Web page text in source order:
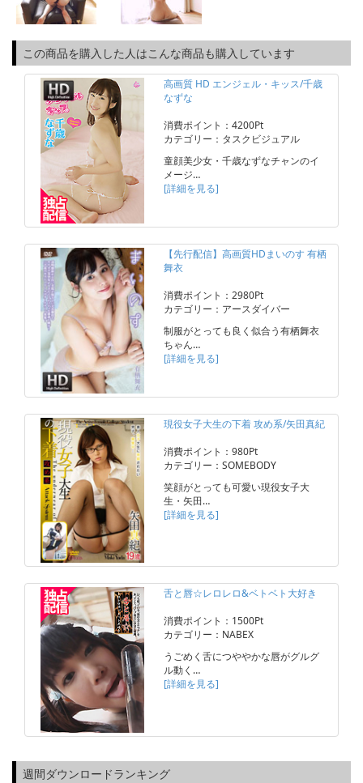
この商品を購入した人はこんな商品も購入しています
高画質 HD エンジェル・キッス/千歳
なずな
消費ポイント：4200Pt
カテゴリー：タスクビジュアル
童顔美少女・千歳なずなチャンのイ
メージ…
[詳細を見る]
【先行配信】高画質HDまいのす 有栖
舞衣
消費ポイント：2980Pt
カテゴリー：アースダイバー
制服がとっても良く似合う有栖舞衣
ちゃん…
[詳細を見る]
現役女子大生の下着 攻め系/矢田真紀
消費ポイント：980Pt
カテゴリー：SOMEBODY
笑顔がとっても可愛い現役女子大
生・矢田…
[詳細を見る]
舌と唇☆レロレロ&ベトベト大好き
消費ポイント：1500Pt
カテゴリー：NABEX
うごめく舌につややかな唇がグルグ
ル動く…
[詳細を見る]
週間ダウンロードランキング